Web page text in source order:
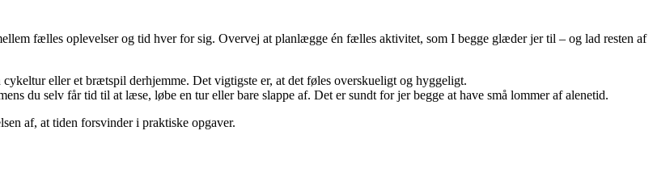
fælles oplevelser og tid hver for sig. Overvej at planlægge én fælles aktivitet, som I begge glæder jer til – og lad resten af
eller et brætspil derhjemme. Det vigtigste er, at det føles overskueligt og hyggeligt.
du selv får tid til at læse, løbe en tur eller bare slappe af. Det er sundt for jer begge at have små lommer af alenetid.
af, at tiden forsvinder i praktiske opgaver.